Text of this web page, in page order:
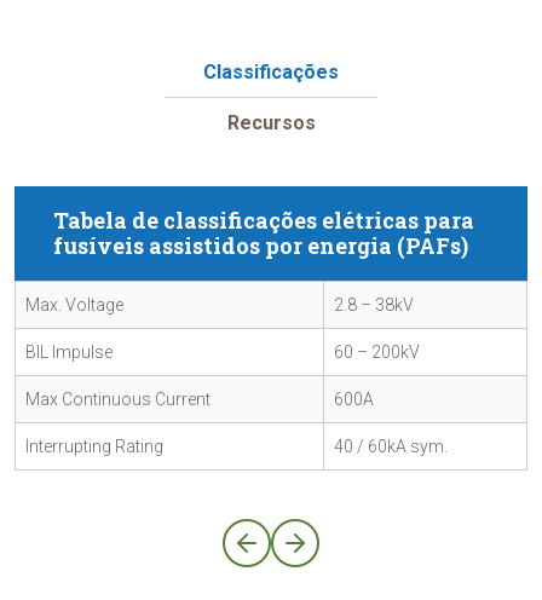
Classificações
Recursos
Tabela de classificações elétricas para
fusíveis assistidos por energia (PAFs)
Max. Voltage 2.8 – 38kV
BIL Impulse 60 – 200kV
Max Continuous Current 600A
Interrupting Rating 40 / 60kA sym.